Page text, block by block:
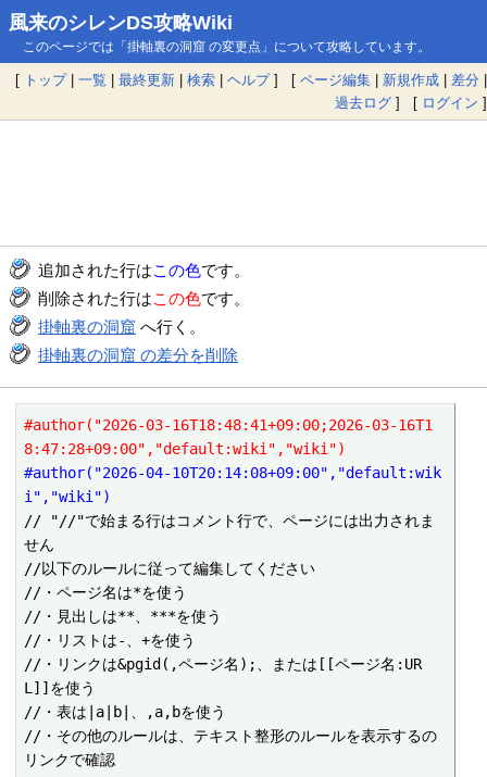
風来のシレンDS攻略Wiki
このページでは「掛軸裏の洞窟 の変更点」について攻略しています。
[ トップ| 一覧 | 最終更新 | 検索 | ヘルプ] [ ページ編集 | 新規作成 | 差分 |
過去ログ ] [ ログイン ]
追加された行はこの色です。
削除された行はこの色です。
掛軸裏の洞窟 へ行く。
掛軸裏の洞窟 の差分を削除
#author("2026-03-16T18:48:41+09:00;2026-03-16T1
8:47:28+09:00","default:wiki","wiki")
#author("2026-04-10T20:14:08+09:00","default:wik
i","wiki")
// "//"で始まる行はコメント行で、ページには出力されま
せん
//以下のルールに従って編集してください
//・ページ名は*を使う
//・見出しは**、***を使う
//・リストは-、+を使う
//・リンクは&pgid(,ページ名);、または[[ページ名:UR
L]]を使う
//・表は|a|b|、,a,bを使う
//・その他のルールは、テキスト整形のルールを表示するの
リンクで確認